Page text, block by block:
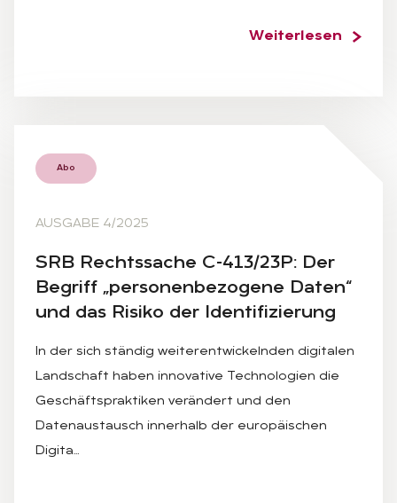
Weiterlesen
Abo
AUSGABE 4/2025
SRB Rechts­sa­che C-413/23P: Der
Be­griff „per­so­nen­be­zo­ge­ne Da­ten“
und das Ri­si­ko der Iden­ti­fi­zie­rung
In der sich ständig weiterentwickelnden digitalen
Landschaft haben innovative Technologien die
Geschäftspraktiken verändert und den
Datenaustausch innerhalb der europäischen
Digita…